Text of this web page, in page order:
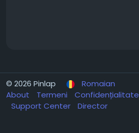
© 2026 Pinlap
Romaian
About
Termeni Confidențialitate
Support Center
Director